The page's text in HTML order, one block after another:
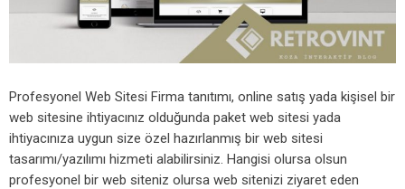
Profesyonel Web Sitesi Firma tanıtımı, online satış yada kişisel bir
web sitesine ihtiyacınız olduğunda paket web sitesi yada
ihtiyacınıza uygun size özel hazırlanmış bir web sitesi
tasarımı/yazılımı hizmeti alabilirsiniz. Hangisi olursa olsun
profesyonel bir web siteniz olursa web sitenizi ziyaret eden